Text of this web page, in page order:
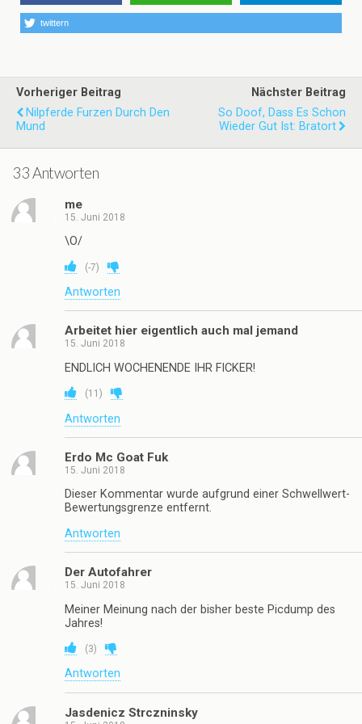
twittern
Vorheriger Beitrag
Nilpferde Furzen Durch Den
Mund
Nächster Beitrag
So Doof, Dass Es Schon
Wieder Gut Ist: Bratort
33 Antworten
me
15. Juni 2018
\O/
(-7)
Antworten
Arbeitet hier eigentlich auch mal jemand
15. Juni 2018
ENDLICH WOCHENENDE IHR FICKER!
(11 )
Antworten
Erdo Mc Goat Fuk
15. Juni 2018
Dieser Kommentar wurde aufgrund einer Schwellwert-
Bewertungsgrenze entfernt.
Antworten
Der Autofahrer
15. Juni 2018
Meiner Meinung nach der bisher beste Picdump des
Jahres!
(3)
Antworten
Jasdenicz Strczninsky